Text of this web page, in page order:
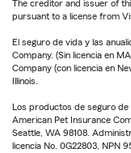
The creditor and issuer of
pursuant to a license from
El seguro de vida y las
Company. (Sin licencia en
Company (con licencia en
Illinois.
Los productos de seguro
American Pet Insurance
Seattle, WA 98108.
licencia No. 0G22803, NPN